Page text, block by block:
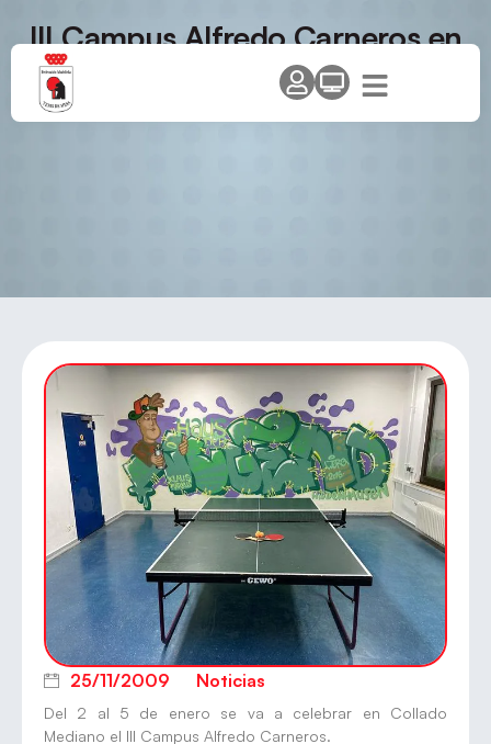
III Campus Alfredo Carneros en
Collado Mediano
25/11/2009 Noticias
Del 2 al 5 de enero se va a celebrar en Collado
Mediano el III Campus Alfredo Carneros.